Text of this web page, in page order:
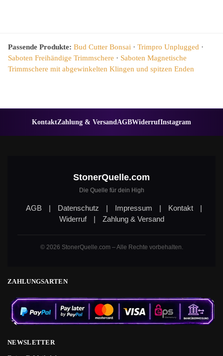
Passende Produkte: Bud Cutter Bonsai · Trimpro Unplugged ·
Saboten Freihändige Trimmschere · Saboten Magnetische
Trimmschere mit abgewinkelten Klingen und spitzen Enden
KontaktZahlung & VersandAGBWiderrufInstagram
StonerQuelle.com
Die Quelle für dein High
AGB | Datenschutz | Impressum | Kontakt
|
Widerruf
| Zahlung & Versand
© 2026 StonerQuelle.com – Alle Rechte vorbehalten.
ZAHLUNGSARTEN
NEWSLETTER